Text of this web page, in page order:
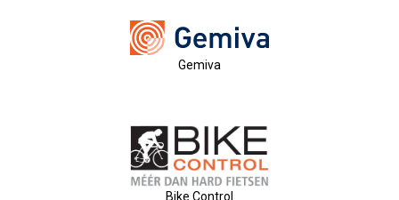
Eerste Meet & Greet Druk Bezocht
Save The Date(s)
Nieuw Bestuur
ALV 2021
Gemiva
Bike Control